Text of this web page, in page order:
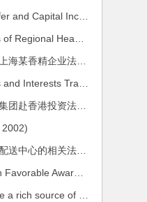
Haoya Investment Co., Ltd.
of Multinational Companies
香精企业法律服务
Estate of Plot No.86, Yili Road
香港投资法律服务
2002)
相关法律解析(2007)
Arbitration Heard by CIETAC
important, literally vital information